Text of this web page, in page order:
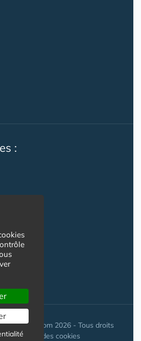
:
de-sante.com 2026 - Tous droits
//Gestion des cookies